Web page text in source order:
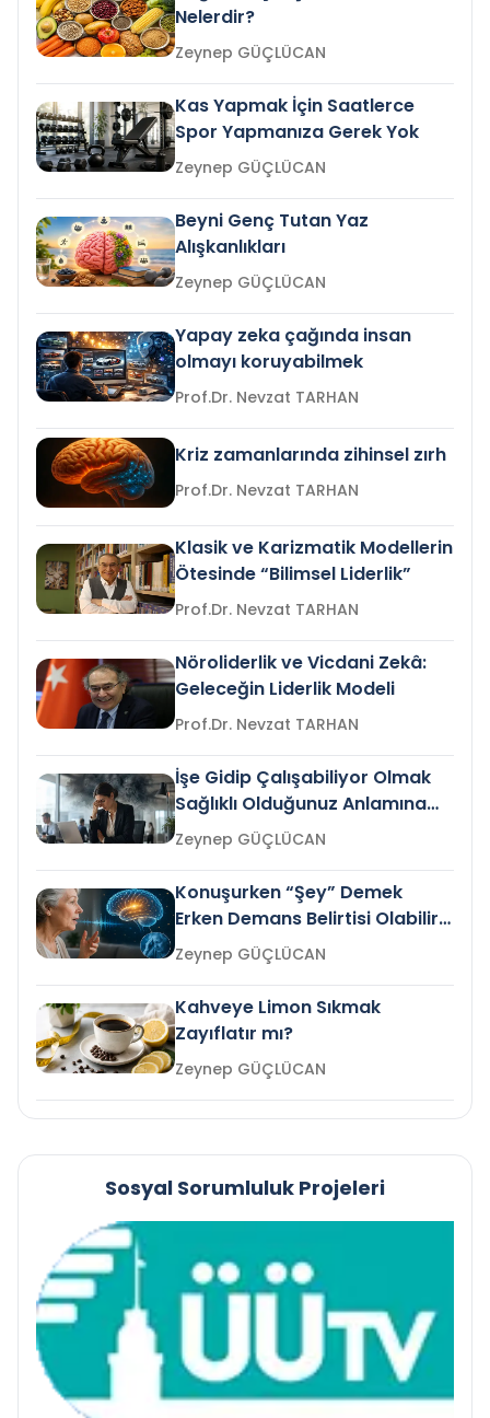
Nelerdir?
Zeynep GÜÇLÜCAN
Kas Yapmak İçin Saatlerce
Spor Yapmanıza Gerek Yok
Zeynep GÜÇLÜCAN
Beyni Genç Tutan Yaz
Alışkanlıkları
Zeynep GÜÇLÜCAN
Yapay zeka çağında insan
olmayı koruyabilmek
Prof.Dr. Nevzat TARHAN
Kriz zamanlarında zihinsel zırh
Prof.Dr. Nevzat TARHAN
Klasik ve Karizmatik Modellerin
Ötesinde “Bilimsel Liderlik”
Prof.Dr. Nevzat TARHAN
Nöroliderlik ve Vicdani Zekâ:
Geleceğin Liderlik Modeli
Prof.Dr. Nevzat TARHAN
İşe Gidip Çalışabiliyor Olmak
Sağlıklı Olduğunuz Anlamına
Gelir mi?Zeynep GÜÇLÜCAN
Konuşurken “Şey” Demek
Erken Demans Belirtisi Olabilir
mi?
Zeynep GÜÇLÜCAN
Kahveye Limon Sıkmak
Zayıflatır mı?
Zeynep GÜÇLÜCAN
Sosyal Sorumluluk Projeleri